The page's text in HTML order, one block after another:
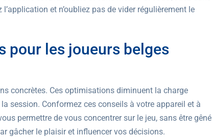
et n’oubliez pas de vider régulièrement le
pour les joueurs belges
concrètes. Ces optimisations diminuent la charge
session. Conformez ces conseils à votre appareil et à
permettre de vous concentrer sur le jeu, sans être gêné
gâcher le plaisir et influencer vos décisions.